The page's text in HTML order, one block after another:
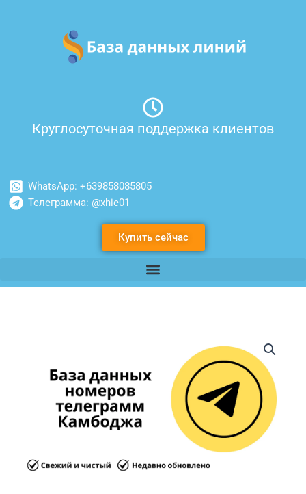
содержимому
Круглосуточная поддержка клиентов
WhatsApp: +639858085805
Телеграмма: @xhie01
Купить сейчас
телеграмм
Камбоджа